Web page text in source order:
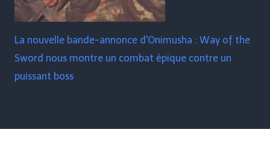
La nouvelle bande-annonce d'Onimusha : Way of the
Sword nous montre un combat épique contre un
puissant boss